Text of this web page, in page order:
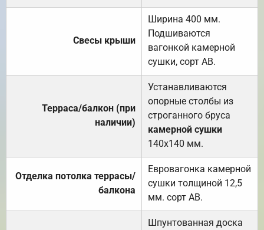
Свесы крыши
Ширина 400 мм.
Подшиваются
вагонкой камерной
сушки, сорт АВ.
Терраса/балкон (при
наличии)
Устанавливаются
опорные столбы из
строганного бруса
камерной сушки
140х140 мм.
Отделка потолка террасы/
балкона
Евровагонка камерной
сушки толщиной 12,5
мм. сорт АВ.
Шпунтованная доска